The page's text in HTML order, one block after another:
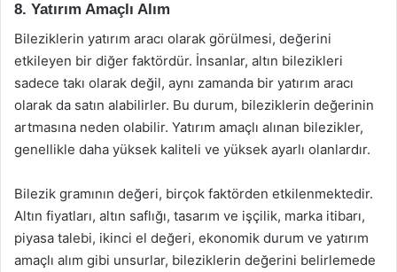
8. Yatırım Amaçlı Alım
Bileziklerin yatırım aracı olarak görülmesi, değerini
etkileyen bir diğer faktördür. İnsanlar, altın bilezikleri
sadece takı olarak değil, aynı zamanda bir yatırım aracı
olarak da satın alabilirler. Bu durum, bileziklerin değerinin
artmasına neden olabilir. Yatırım amaçlı alınan bilezikler,
genellikle daha yüksek kaliteli ve yüksek ayarlı olanlardır.
Bilezik gramının değeri, birçok faktörden etkilenmektedir.
Altın fiyatları, altın saflığı, tasarım ve işçilik, marka itibarı,
piyasa talebi, ikinci el değeri, ekonomik durum ve yatırım
amaçlı alım gibi unsurlar, bileziklerin değerini belirlemede